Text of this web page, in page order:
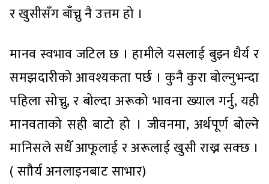
र खुसीसँग बाँच्नु नै उत्तम हो ।
मानव स्वभाव जटिल छ । हामीले यसलाई बुझ्न धैर्य र
समझदारीको आवश्यकता पर्छ । कुनै कुरा बोल्नुभन्दा
पहिला सोच्नु, र बोल्दा अरूको भावना ख्याल गर्नु, यही
मानवताको सही बाटो हो । जीवनमा, अर्थपूर्ण बोल्ने
मानिसले सधैँ आफूलाई र अरूलाई खुसी राख्न सक्छ ।
( साौर्य अनलाइनबाट साभार)